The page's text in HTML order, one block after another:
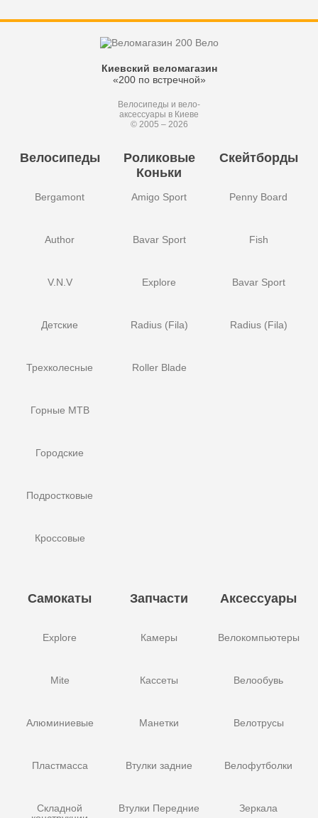
Киевский веломагазин
«200 по встречной»
Велосипеды и вело-
аксессуары в Киеве
© 2005 – 2026
Велосипеды
Bergamont
Author
V.N.V
Детские
Трехколесные
Горные MTB
Городские
Подростковые
Кроссовые
Роликовые
Коньки
Amigo Sport
Bavar Sport
Explore
Radius (Fila)
Roller Blade
Скейтборды
Penny Board
Fish
Bavar Sport
Radius (Fila)
Самокаты
Explore
Mite
Алюминиевые
Пластмасса
Складной
Запчасти
Камеры
Кассеты
Манетки
Втулки задние
Втулки Передние
Аксессуары
Велокомпьютеры
Велообувь
Велотрусы
Велофутболки
Зеркала